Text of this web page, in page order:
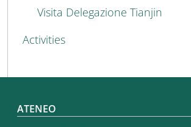
Visita Delegazione Tianjin
Activities
Footer menu
ATENEO